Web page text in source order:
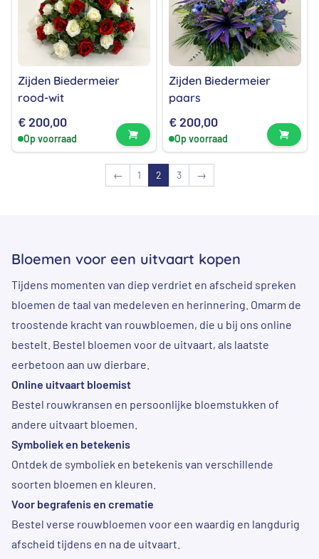
Zijden Biedermeier
rood-wit
€200,00
Op voorraad Bekijk product
Zijden Biedermeier
paars
€200,00
Op voorraad
← 1 2 3 →
Bloemen voor een uitvaart kopen
Tijdens momenten van diep verdriet en afscheid spreken
bloemen de taal van medeleven en herinnering. Omarm de
troostende kracht van rouwbloemen, die u bij ons online
bestelt. Bestel bloemen voor de uitvaart, als laatste
eerbetoon aan uw dierbare.
Online uitvaart bloemist
Bestel rouwkransen en persoonlijke bloemstukken of
andere uitvaart bloemen.
Symboliek en betekenis
Ontdek de symboliek en betekenis van verschillende
soorten bloemen en kleuren.
Voor begrafenis en crematie
Bestel verse rouwbloemen voor een waardig en langdurig
afscheid tijdens en na de uitvaart.